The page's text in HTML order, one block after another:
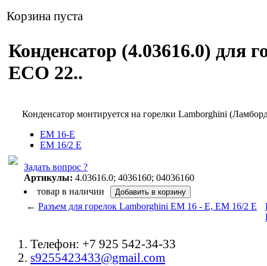
Корзина пуста
Конденсатор (4.03616.0) для
ECO 22..
Конденсатор монтируется на горелки Lamborghini
EM 16-E
EM 16/2 E
Задать вопрос ?
Артикулы: 4.03616.0; 4036160; 04036160
товар в наличии
← Разъем для горелок Lamborghini ЕМ 16 - Е, ЕМ 16/2 Е
Телефон: +7 925 542-34-33
s9255423433@gmail.com